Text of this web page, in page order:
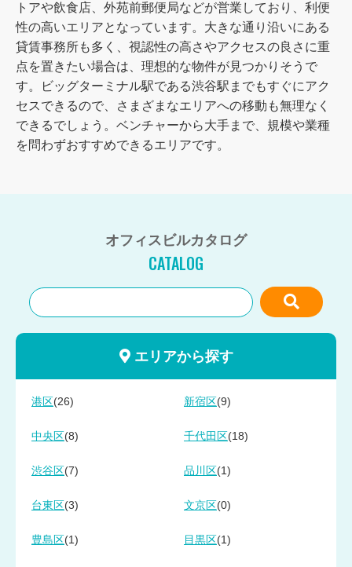
トアや飲食店、外苑前郵便局などが営業しており、利便
性の高いエリアとなっています。大きな通り沿いにある
貸賃事務所も多く、視認性の高さやアクセスの良さに重
点を置きたい場合は、理想的な物件が見つかりそうで
す。ビッグターミナル駅である渋谷駅までもすぐにアク
セスできるので、さまざまなエリアへの移動も無理なく
できるでしょう。ベンチャーから大手まで、規模や業種
を問わずおすすめできるエリアです。
オフィスビルカタログ
CATALOG
エリアから探す
港区 (26) 新宿区 (9)
中央区 (8) 千代田区 (18)
渋谷区 (7) 品川区 (1)
台東区 (3) 文京区 (0)
豊島区 (1) 目黒区 (1)